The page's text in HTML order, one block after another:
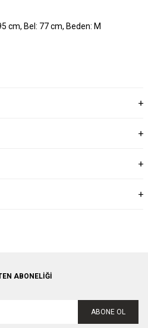
cm, Bel: 77 cm, Beden: M
ABONELIĞI
ABONE OL